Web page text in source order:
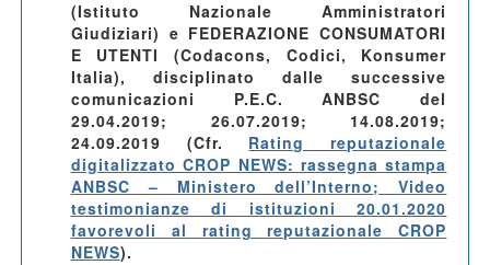
(Istituto Nazionale Amministratori
Giudiziari) e FEDERAZIONE CONSUMATORI
E UTENTI (Codacons, Codici, Konsumer
Italia), disciplinato dalle successive
comunicazioni P.E.C. ANBSC del
29.04.2019; 26.07.2019; 14.08.2019;
24.09.2019 (Cfr. Rating reputazionale
digitalizzato CROP NEWS: rassegna stampa
ANBSC – Ministero dell’Interno; Video
testimonianze di istituzioni 20.01.2020
favorevoli al rating reputazionale CROP
NEWS).